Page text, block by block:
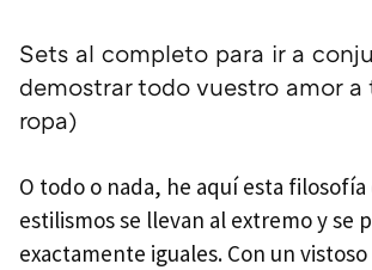
Sets al completo para ir a
demostrar todo vuestro amor a
ropa)
O todo o nada, he aquí esta
estilismos se llevan al extremo y se
exactamente iguales. Con un